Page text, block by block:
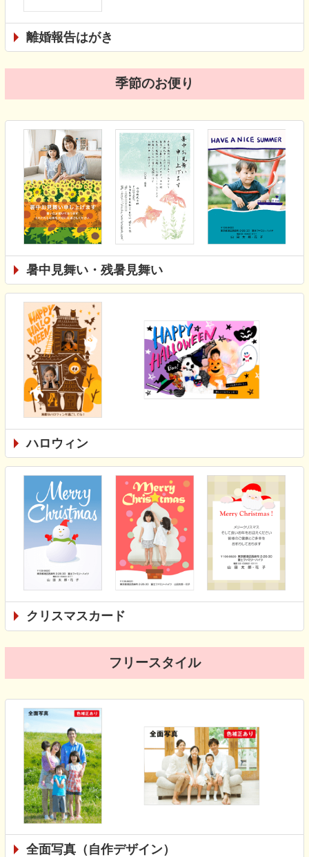
離婚報告はがき
季節のお便り
暑中見舞い・残暑見舞い
ハロウィン
クリスマスカード
フリースタイル
全面写真（自作デザイン）